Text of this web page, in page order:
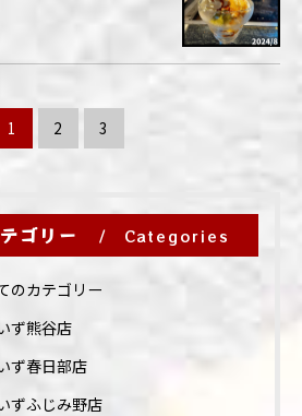
1 2 3
ゴリー Categories
のカテゴリー
ず熊谷店
ず春日部店
ずふじみ野店